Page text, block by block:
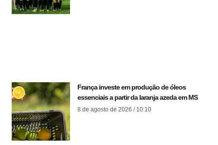
França investe em produção de óleos
essenciais a partir da laranja azeda em MS
8 de agosto de 2026 10:10